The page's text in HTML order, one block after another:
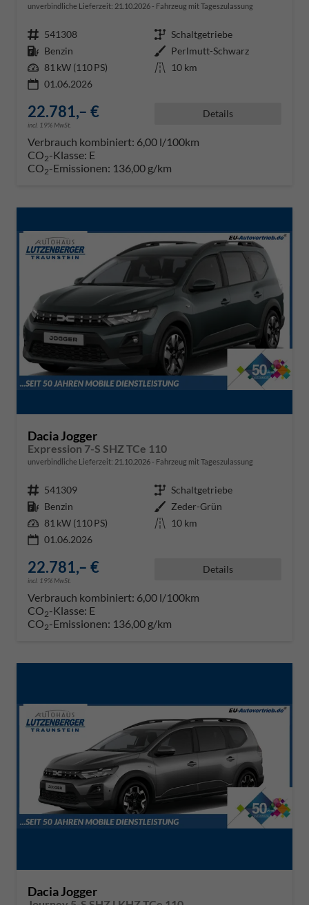
unverbindliche Lieferzeit: 21.10.2026 Fahrzeug mit Tageszulassung
Fahrzeugnr. 541308 Getriebe Schaltgetriebe
Kraftstoff Benzin Außenfarbe Perlmutt-Schwarz
Leistung 81 kW (110 PS) Kilometerstand 10 km
01.06.2026
22.781,– €
incl. 19% MwSt.
Details
Verbrauch kombiniert: 6,00 l/100km
CO2-Klasse: E
CO2-Emissionen: 136,00 g/km
Dacia Jogger
Expression 7-S SHZ TCe 110
unverbindliche Lieferzeit: 21.10.2026 Fahrzeug mit Tageszulassung
Fahrzeugnr. 541309 Getriebe Schaltgetriebe
Kraftstoff Benzin Außenfarbe Zeder-Grün
Leistung 81 kW (110 PS) Kilometerstand 10 km
01.06.2026
22.781,– €
incl. 19% MwSt.
Details
Verbrauch kombiniert: 6,00 l/100km
CO2-Klasse: E
CO2-Emissionen: 136,00 g/km
Dacia Jogger